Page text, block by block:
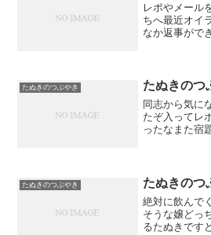
レポやメール
ちへ最近オイ
なか返事がで
ゃんと返すか
たぬきのつぶやき たぬきのつ
同志から気に
たぞ入ってレ
ったなまた宿
たぬきのつぶやき たぬきのつ
絶対に飲んで
そうな嬢どっ
るたぬきです